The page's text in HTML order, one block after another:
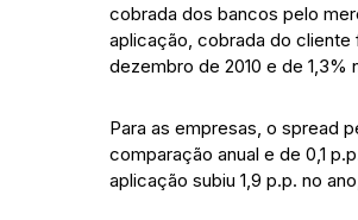
cobrada dos bancos pelo
aplicação, cobrada do
dezembro de 2010 e de 1,3%
Para as empresas, o spread
comparação anual e de 0,1
aplicação subiu 1,9 p.p. no